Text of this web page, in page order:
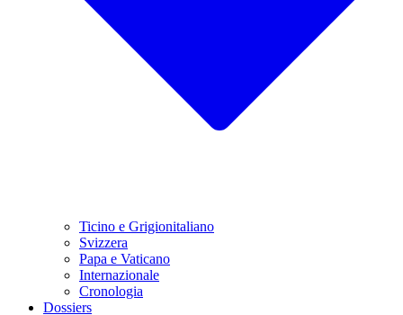
Ticino e Grigionitaliano
Svizzera
Papa e Vaticano
Internazionale
Cronologia
Dossiers